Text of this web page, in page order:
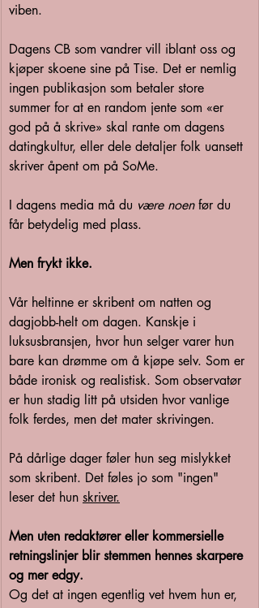
viben.
Dagens CB som vandrer vill iblant oss og
kjøper skoene sine på Tise. Det er nemlig
ingen publikasjon som betaler store
summer for at en random jente som «er
god på å skrive» skal rante om dagens
datingkultur, eller dele detaljer folk uansett
skriver åpent om på SoMe.
I dagens media må du være noen før du
får betydelig med plass.
Men frykt ikke.
Vår heltinne er skribent om natten og
dagjobb-helt om dagen. Kanskje i
luksusbransjen, hvor hun selger varer hun
bare kan drømme om å kjøpe selv. Som er
både ironisk og realistisk. Som observatør
er hun stadig litt på utsiden hvor vanlige
folk ferdes, men det mater skrivingen.
På dårlige dager føler hun seg mislykket
som skribent. Det føles jo som "ingen"
leser det hun skriver.
Men uten redaktører eller kommersielle
retningslinjer blir stemmen hennes skarpere
og mer edgy.
Og det at ingen egentlig vet hvem hun er,